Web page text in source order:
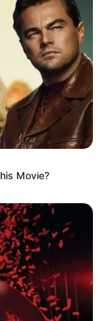
ιδιοκτησία του
αναπαραγωγή, η
προηγούμενη
κάθε νόμιμου
του website πριν
το την
να τροποποιήσει
Movie?